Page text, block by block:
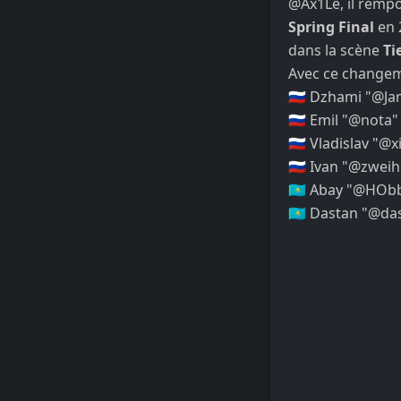
Spring Final en
dans la scène
Avec ce
🇷🇺 Dzhami "
🇷🇺 Emil "@nota"
🇷🇺 Vladislav "
🇷🇺 Ivan "@zweih
🇰🇿 Abay "
🇰🇿 Dastan "